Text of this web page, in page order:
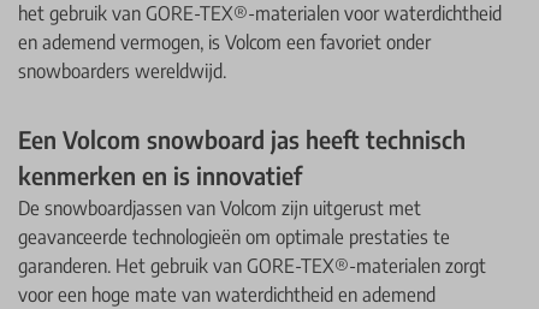
het gebruik van GORE-TEX®-materialen voor waterdichtheid
en ademend vermogen, is Volcom een favoriet onder
snowboarders wereldwijd.​
Een Volcom snowboard jas heeft technisch
kenmerken en is innovatief
De snowboardjassen van Volcom zijn uitgerust met
geavanceerde technologieën om optimale prestaties te
garanderen. Het gebruik van GORE-TEX®-materialen zorgt
voor een hoge mate van waterdichtheid en ademend